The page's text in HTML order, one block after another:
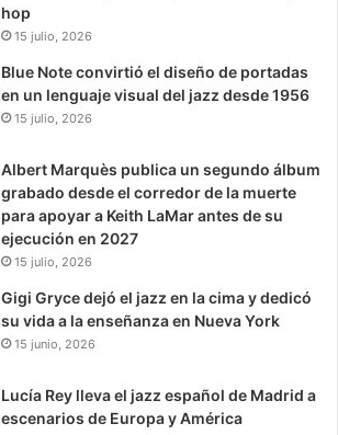
hop
15 julio, 2026
Blue Note convirtió el diseño de portadas
en un lenguaje visual del jazz desde 1956
15 julio, 2026
Albert Marquès publica un segundo álbum
grabado desde el corredor de la muerte
para apoyar a Keith LaMar antes de su
ejecución en 2027
15 julio, 2026
Gigi Gryce dejó el jazz en la cima y dedicó
su vida a la enseñanza en Nueva York
15 junio, 2026
Lucía Rey lleva el jazz español de Madrid a
escenarios de Europa y América